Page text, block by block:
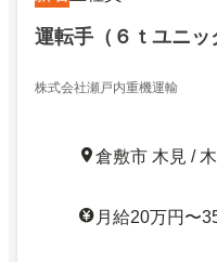
運転手（６ｔユニッ
株式会社瀬戸内重機運輸
倉敷市 木見 /
月給20万円〜